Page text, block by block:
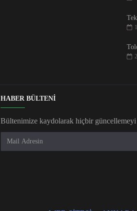
HABER BÜLTENİ
Bültenimize kaydolarak hiçbir güncellemeyi